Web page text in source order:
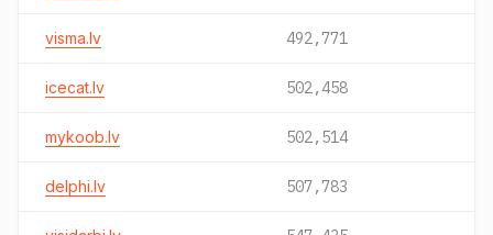
visma.lv 492,771
icecat.lv 502,458
mykoob.lv 502,514
delphi.lv 507,783